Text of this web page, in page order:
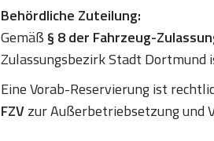
Behördliche Zuteilung:
Gemäß § 8 der Fahrzeug-
Zulassungsbezirk Stadt Dortmund
Eine Vorab-Reservierung ist
FZVzur Außerbetriebsetzung und